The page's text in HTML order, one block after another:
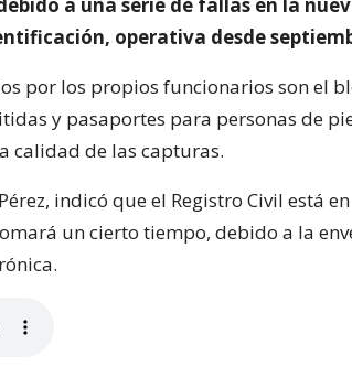
operativa desde
por los propios funcionarios son el
y pasaportes para personas de
calidad de las capturas.
indicó que el Registro Civil está
un cierto tiempo, debido a la